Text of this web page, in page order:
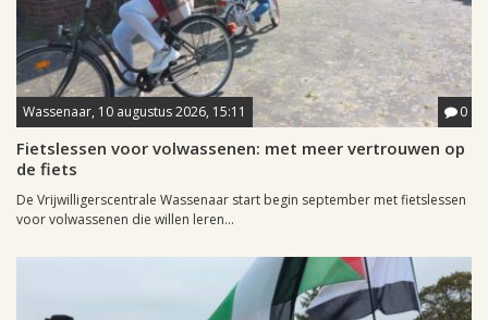
Wassenaar, 10 augustus 2026, 15:11 0
Fietslessen voor volwassenen: met meer vertrouwen op
de fiets
De Vrijwilligerscentrale Wassenaar start begin september met fietslessen
voor volwassenen die willen leren...